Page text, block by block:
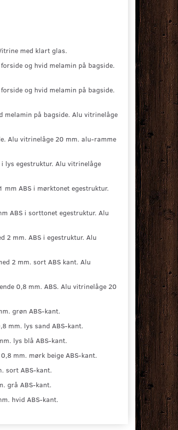
med klart glas.
og hvid melamin på bagside.
og hvid melamin på bagside.
melamin på bagside. Alu vitrinelåge
Alu vitrinelåge 20 mm. alu-ramme
i lys egestruktur. Alu vitrinelåge
mm ABS i mørktonet egestruktur.
ABS i sorttonet egestruktur. Alu
2 mm. ABS i egestruktur. Alu
2 mm. sort ABS kant. Alu
0,8 mm. ABS. Alu vitrinelåge 20
grøn ABS-kant.
mm. lys sand ABS-kant.
lys blå ABS-kant.
mm. mørk beige ABS-kant.
sort ABS-kant.
grå ABS-kant.
hvid ABS-kant.